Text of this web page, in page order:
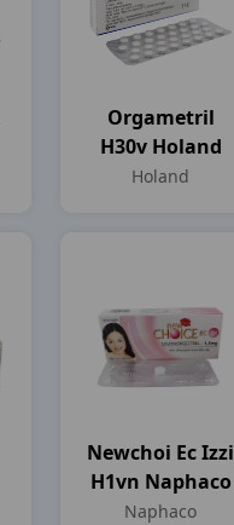
Orgametril
H30v Holand
Holand
Newchoi Ec Izzi
H1vn Naphaco
Naphaco